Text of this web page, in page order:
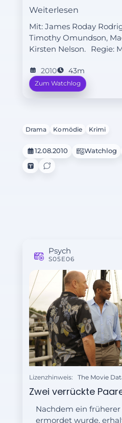
Autoschieberbande ein.
Weiterlesen
Mit: James Roday
Timothy Omundson,
Kirsten Nelson.
Regie:
2010 43m
Zum Watchlog
Drama Komödie Krimi
12.08.2010 Watchlog
Psych
S05E06
Lizenzhinweis: The Movie
Zwei verrückte
Nachdem ein
ermordet wurde,